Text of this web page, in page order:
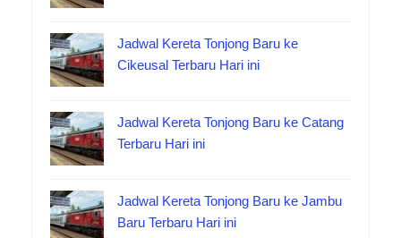
Jadwal Kereta Tonjong Baru ke
Cikeusal Terbaru Hari ini
Jadwal Kereta Tonjong Baru ke Catang
Terbaru Hari ini
Jadwal Kereta Tonjong Baru ke Jambu
Baru Terbaru Hari ini